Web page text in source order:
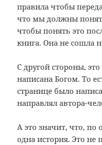
правила чтобы
что мы должны
чтобы понять это
книга. Она не сошла
С другой стороны,
написана Богом. То
странице было
направлял автора-
А это значит, что, по
одна история. Это не